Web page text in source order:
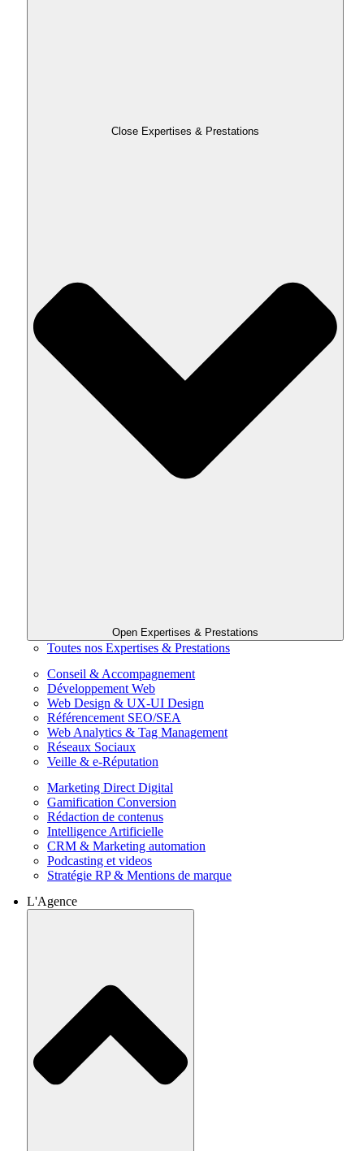
Close Expertises & Prestations
Open Expertises & Prestations
Toutes nos Expertises & Prestations
Conseil & Accompagnement
Développement Web
Web Design & UX-UI Design
Référencement SEO/SEA
Web Analytics & Tag Management
Réseaux Sociaux
Veille & e-Réputation
Marketing Direct Digital
Gamification Conversion
Rédaction de contenus
Intelligence Artificielle
CRM & Marketing automation
Podcasting et videos
Stratégie RP & Mentions de marque
L'Agence